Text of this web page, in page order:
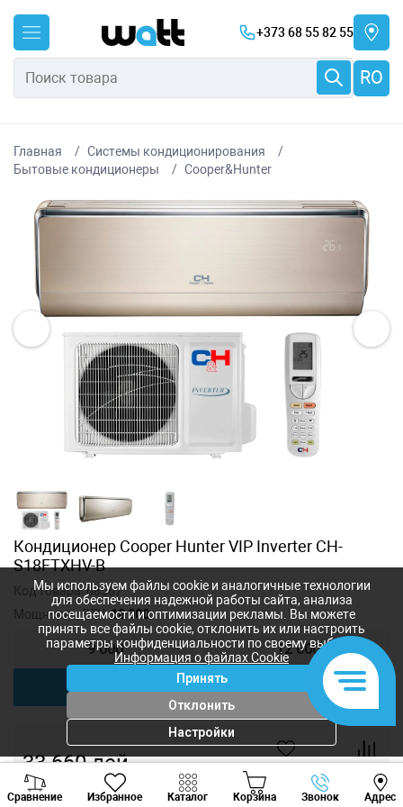
+373 68 55 82 55
RO
Главная
Системы кондиционирования
Бытовые кондиционеры
Cooper&Hunter
Кондиционер Сooper Hunter VIP Inverter CH-
S18FTXHV-B
Код товара:68567
Мощность, BTU:18 000
9 000 12 000
33 660лей
Сравнение Избранное Каталог Корзина Звонок Адрес
Viber Whatsapp
Мы используем файлы cookie и аналогичные технологии
для обеспечения надежной работы сайта, анализа
посещаемости и оптимизации рекламы. Вы можете
принять все файлы cookie, отклонить их или настроить
параметры конфиденциальности по своему выбору.
Информация о файлах Cookie
Принять
Отклонить
Настройки